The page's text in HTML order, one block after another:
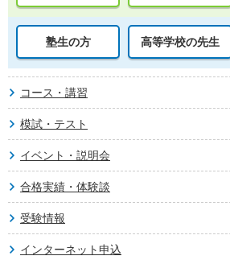
塾生の方 高等学校の先生
コース・講習
模試・テスト
イベント・説明会
合格実績・体験談
受験情報
インターネット申込